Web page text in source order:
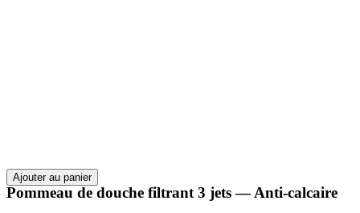
Ajouter au panier
Pommeau de douche filtrant 3 jets — Anti-calcaire